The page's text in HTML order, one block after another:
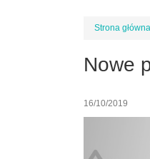
Jesteś
Strona główna
Nowe
16/10/2019